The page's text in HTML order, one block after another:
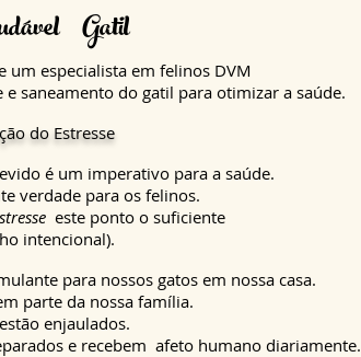
Gatil
um especialista em felinos DVM
saneamento do gatil para otimizar a saúde.
do Estresse
é um imperativo para a saúde.
verdade para os felinos.
este ponto o suficiente
intencional).
para nossos gatos em nossa casa.
parte da nossa família.
enjaulados.
e recebem afeto humano diariamente.